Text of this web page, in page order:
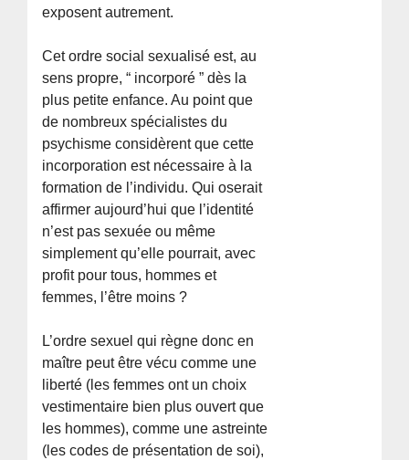
exposent autrement.
Cet ordre social sexualisé est, au
sens propre, “ incorporé ” dès la
plus petite enfance. Au point que
de nombreux spécialistes du
psychisme considèrent que cette
incorporation est nécessaire à la
formation de l’individu. Qui oserait
affirmer aujourd’hui que l’identité
n’est pas sexuée ou même
simplement qu’elle pourrait, avec
profit pour tous, hommes et
femmes, l’être moins ?
L’ordre sexuel qui règne donc en
maître peut être vécu comme une
liberté (les femmes ont un choix
vestimentaire bien plus ouvert que
les hommes), comme une astreinte
(les codes de présentation de soi),